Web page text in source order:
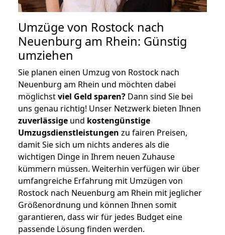
Umzüge von Rostock nach
Neuenburg am Rhein: Günstig
umziehen
Sie planen einen Umzug von Rostock nach
Neuenburg am Rhein und möchten dabei
möglichstviel Geld sparen? Dann sind Sie bei
uns genau richtig! Unser Netzwerk bieten Ihnen
zuverlässige und kostengünstige
Umzugsdienstleistungen zu fairen Preisen,
damit Sie sich um nichts anderes als die
wichtigen Dinge in Ihrem neuen Zuhause
kümmern müssen. Weiterhin verfügen wir über
umfangreiche Erfahrung mit Umzügen von
Rostock nach Neuenburg am Rhein mit jeglicher
Größenordnung und können Ihnen somit
garantieren, dass wir für jedes Budget eine
passende Lösung finden werden.